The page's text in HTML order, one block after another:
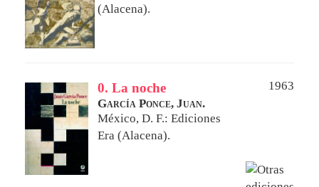
(Alacena).
0. La noche
1963
García Ponce, Juan.
México, D. F.: Ediciones
Era (Alacena).